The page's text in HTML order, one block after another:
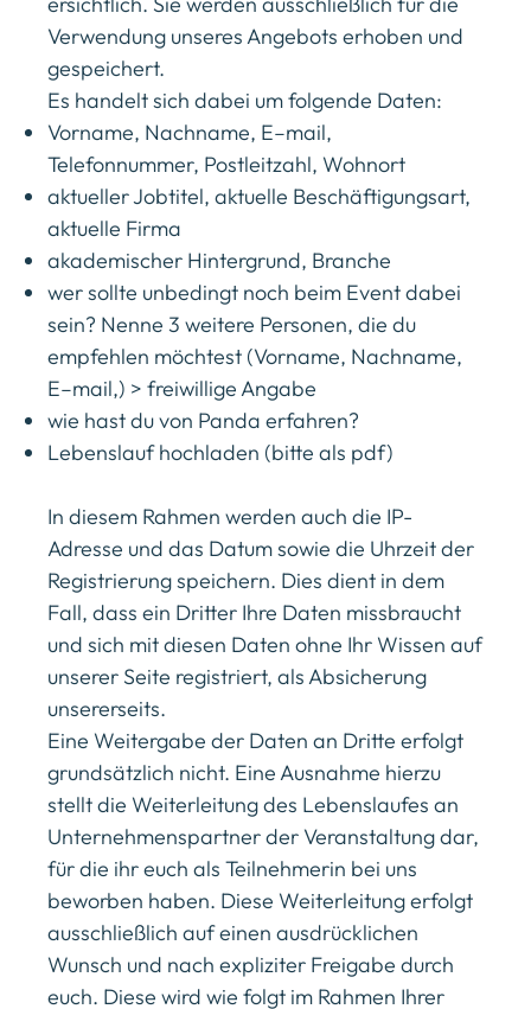
Verwendung unseres Angebots erhoben und
gespeichert.
Es handelt sich dabei um folgende Daten:
Vorname, Nachname, E–mail,
Telefonnummer, Postleitzahl, Wohnort
aktueller Jobtitel, aktuelle Beschäftigungsart,
aktuelle Firma
akademischer Hintergrund, Branche
wer sollte unbedingt noch beim Event dabei
sein? Nenne 3 weitere Personen, die du
empfehlen möchtest (Vorname, Nachname,
E–mail,) > freiwillige Angabe
wie hast du von Panda erfahren?
Lebenslauf hochladen (bitte als pdf)
In diesem Rahmen werden auch die IP-
Adresse und das Datum sowie die Uhrzeit der
Registrierung speichern. Dies dient in dem
Fall, dass ein Dritter Ihre Daten missbraucht
und sich mit diesen Daten ohne Ihr Wissen auf
unserer Seite registriert, als Absicherung
unsererseits.
Eine Weitergabe der Daten an Dritte erfolgt
grundsätzlich nicht. Eine Ausnahme hierzu
stellt die Weiterleitung des Lebenslaufes an
Unternehmenspartner der Veranstaltung dar,
für die ihr euch als Teilnehmerin bei uns
beworben haben. Diese Weiterleitung erfolgt
ausschließlich auf einen ausdrücklichen
Wunsch und nach expliziter Freigabe durch
euch. Diese wird wie folgt im Rahmen Ihrer